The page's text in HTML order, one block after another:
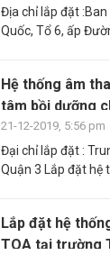
Địa chỉ lắp đặt
Quốc, Tổ 6, ấp
Hệ thống âm
tâm bồi dưỡng
21-12-2019, 5:56 pm
Đại chỉ lắp đặt :
Quận 3 Lắp đặt hệ
Lắp đặt hệ
TOA tại trường